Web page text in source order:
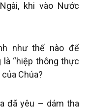
khi vào Nước
như thế nào để
là “hiệp thông thực
Chúa?
đã yêu – dám tha